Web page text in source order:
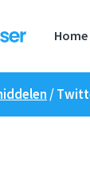
Home
/